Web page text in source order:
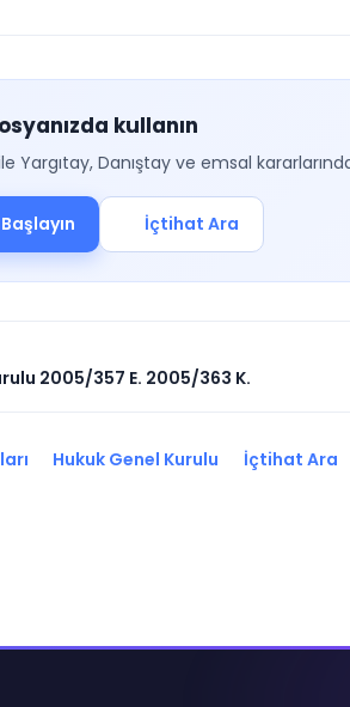
kullanın
Yargıtay, Danıştay ve emsal
İçtihat Ara
2005/357 E. 2005/363 K.
Hukuk Genel Kurulu İçtihat Ara